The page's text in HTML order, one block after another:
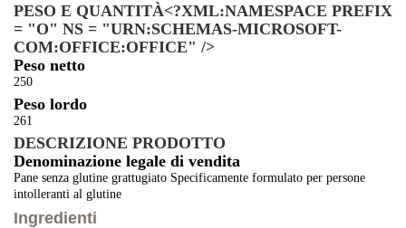
PESO E QUANTITÀ<?XML:NAMESPACE PREFIX
= "O" NS = "URN:SCHEMAS-MICROSOFT-
COM:OFFICE:OFFICE" />
Peso netto
250
Peso lordo
261
DESCRIZIONE PRODOTTO
Denominazione legale di vendita
Pane senza glutine grattugiato Specificamente formulato per persone
intolleranti al glutine
Ingredienti